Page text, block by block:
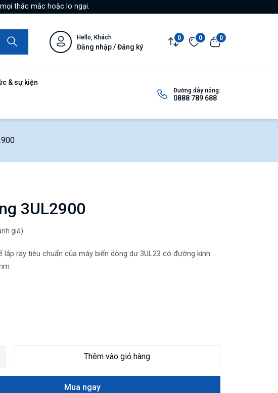
thắc mắc hoặc lo ngại.
Hello, Khách
Đăng nhập / Đăng ký
0 0 0
& sự kiện
Đường dây nóng:
0888 789 688
3UL2900
giá)
lắp ray tiêu chuẩn của máy biến dòng dư 3UL23 có đường kính
Thêm vào giỏ hàng
Mua ngay